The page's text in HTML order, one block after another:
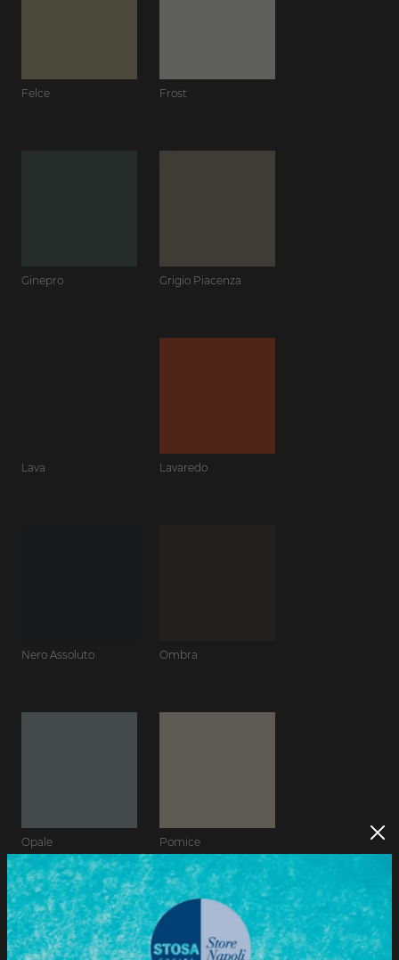
Felce Frost
Ginepro Grigio Piacenza
Lava Lavaredo
Nero Assoluto Ombra
Opale Pomice